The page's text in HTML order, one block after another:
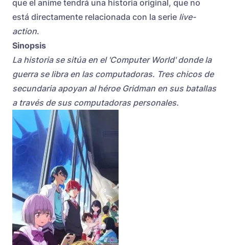
que el anime tendrá una historia original, que no
está directamente relacionada con la serie live-
action.
Sinopsis
La historia se sitúa en el 'Computer World' donde la
guerra se libra en las computadoras. Tres chicos de
secundaria apoyan al héroe Gridman en sus batallas
a través de sus computadoras personales.